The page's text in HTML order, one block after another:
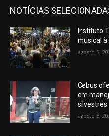
NOTÍCIAS
Instituto
musical à
agosto 5,
Cebus
em
silvestres
agosto 5,